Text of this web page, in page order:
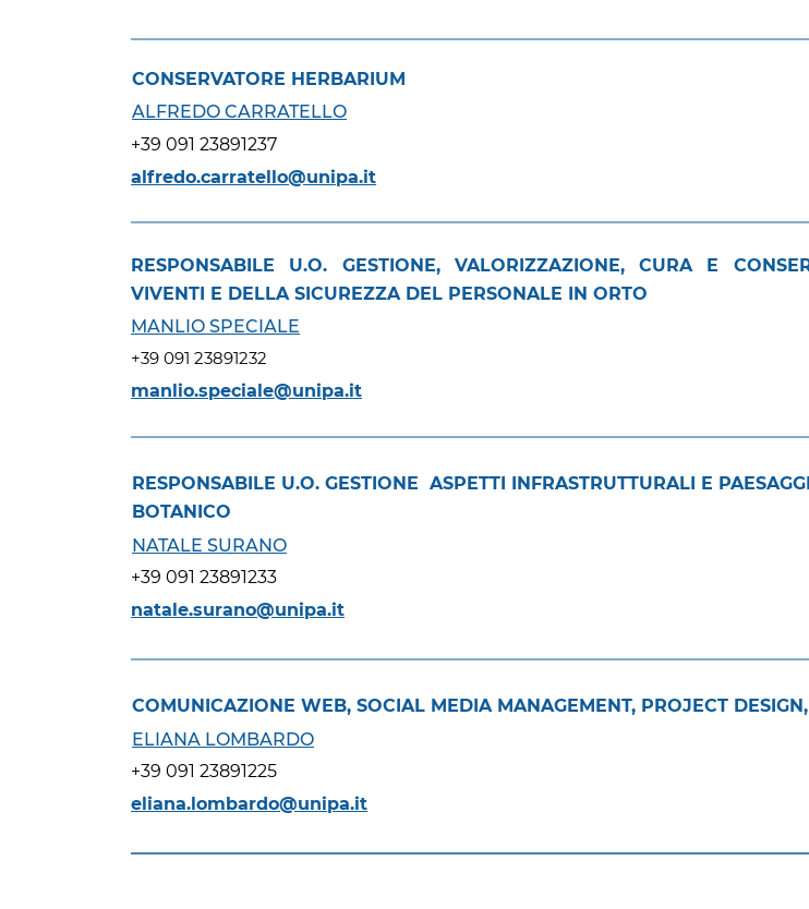
CONSERVATORE HERBARIUM
ALFREDO CARRATELLO
+39 091 23891237
alfredo.carratello@unipa.it
RESPONSABILE U.O. GESTIONE, VALORIZZAZIONE, CURA E
VIVENTI E DELLA SICUREZZA DEL PERSONALE IN ORTO
MANLIO SPECIALE
+39 091 23891232
manlio.speciale@unipa.it
RESPONSABILE U.O. GESTIONE ASPETTI INFRASTRUTTURALI E
BOTANICO
NATALE SURANO
+39 091 23891233
natale.surano@unipa.it
COMUNICAZIONE WEB, SOCIAL MEDIA MANAGEMENT, PROJECT
ELIANA LOMBARDO
+39 091 23891225
eliana.lombardo@unipa.it